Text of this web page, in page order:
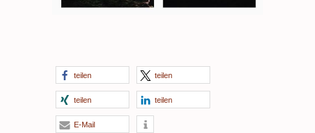
teilen teilen
teilen teilen
E-Mail